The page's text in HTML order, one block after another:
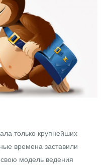
только крупнейших
времена заставили
модель ведения